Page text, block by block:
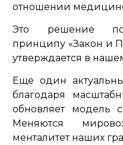
отношении
Это решение
принципу «Закон и
утверждается в
Еще один
благодаря
обновляет модель
Меняются
менталитет наших